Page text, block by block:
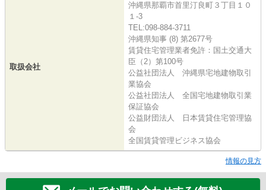
取扱会社
沖縄県那覇市首里汀良町３丁目１０
１-3
TEL:098-884-3711
沖縄県知事 (8) 第2677号
賃貸住宅管理業者免許：国土交通大
臣（2）第100号
公益社団法人 沖縄県宅地建物取引
業協会
公益社団法人 全国宅地建物取引業
保証協会
公益財団法人 日本賃貸住宅管理協
会
全国賃貸管理ビジネス協会
情報の見方